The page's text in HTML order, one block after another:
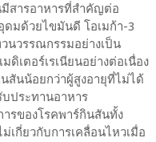
มีสารอาหารที่สำคัญต่อ
มด้วยไขมันดี โอเมก้า-3
นวรรณกรรมอย่างเป็น
ดิเตอร์เรเนียนอย่างต่อเนื่อง
สันน้อยกว่าผู้สูงอายุที่ไม่ได้
ประทานอาหาร
ารของโรคพาร์กินสันทั้ง
เกี่ยวกับการเคลื่อนไหวเมื่อ